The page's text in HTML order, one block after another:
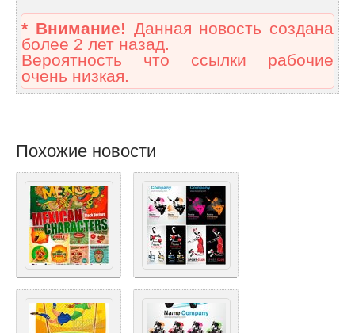
* Внимание! Данная новость создана
более 2 лет назад.
Вероятность что ссылки рабочие
очень низкая.
Похожие новости